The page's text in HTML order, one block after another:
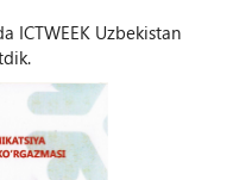
ICTWEEK Uzbekistan